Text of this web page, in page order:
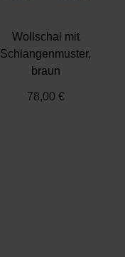
Wollschal mit
Schlangenmuster,
braun
78,00 €